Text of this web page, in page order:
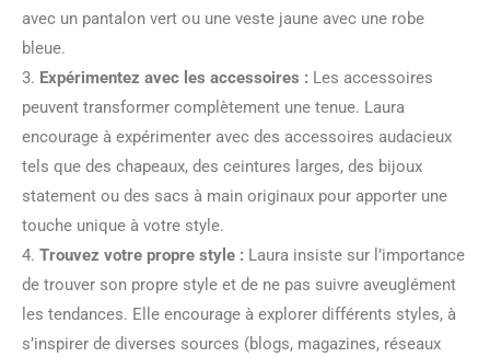
avec un pantalon vert ou une veste jaune avec une robe
bleue.
3. Expérimentez avec les accessoires : Les accessoires
peuvent transformer complètement une tenue. Laura
encourage à expérimenter avec des accessoires audacieux
tels que des chapeaux, des ceintures larges, des bijoux
statement ou des sacs à main originaux pour apporter une
touche unique à votre style.
4. Trouvez votre propre style : Laura insiste sur l’importance
de trouver son propre style et de ne pas suivre aveuglément
les tendances. Elle encourage à explorer différents styles, à
s’inspirer de diverses sources (blogs, magazines, réseaux